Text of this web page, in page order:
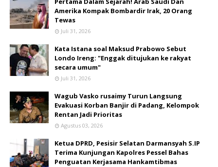
Amerika Kompak Bombardir Irak, 20 Orang
Tewas
Juli 31, 2026
Kata Istana soal Maksud Prabowo Sebut
Londo Ireng: "Enggak ditujukan ke rakyat
secara umum"
Juli 31, 2026
Wagub Vasko rusaimy Turun Langsung
Evakuasi Korban Banjir di Padang, Kelompok
Rentan Jadi Prioritas
Agustus 03, 2026
Ketua DPRD, Pesisir Selatan Darmansyah S.IP
Terima Kunjungan Kapolres Pessel Bahas
Penguatan Kerjasama Hankamtibmas